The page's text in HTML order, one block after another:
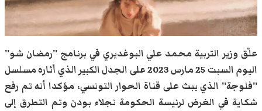
علّق وزير التربية محمد علي البوغديري في برنامج ''رمضان شو''
اليوم السبت 25 مارس 2023 على الجدل الكبير الذي أثاره مسلسل
''فلوجة'' الذي يبث على قناة الحوار التونسي، مؤكدا أنه تم رفع
شكاية في الغرض لرئيسة الحكومة نجلاء بودن وتم التطرق إلى